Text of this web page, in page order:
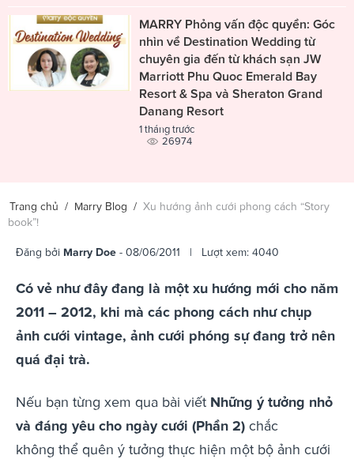
MARRY Phỏng vấn độc quyền: Góc
nhìn về Destination Wedding từ
chuyên gia đến từ khách sạn JW
Marriott Phu Quoc Emerald Bay
Resort & Spa và Sheraton Grand
Danang Resort
1 tháng trước
26974
Trang chủ / Marry Blog / Xu hướng ảnh cưới phong cách “Story
book”!
Đăng bởi Marry Doe - 08/06/2011 | Lượt xem: 4040
Có vẻ như đây đang là một xu hướng mới cho năm
2011 – 2012, khi mà các phong cách như chụp
ảnh cưới vintage, ảnh cưới phóng sự đang trở nên
quá đại trà.
Nếu bạn từng xem qua bài viết Những ý tưởng nhỏ
và đáng yêu cho ngày cưới (Phần 2) chắc
không thể quên ý tưởng thực hiện một bộ ảnh cưới